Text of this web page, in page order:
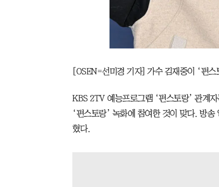
[OSEN=선미경 기자] 가수 김재중이 ‘편
KBS 2TV 예능프로그램 ‘편스토랑’ 관계
‘편스토랑’ 녹화에 참여한 것이 맞다. 방
혔다.